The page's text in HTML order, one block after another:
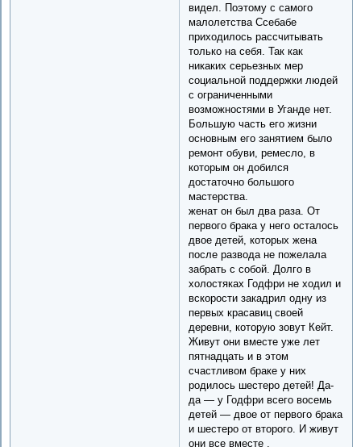
видел. Поэтому с самого
малолетства Ссебабе
приходилось рассчитывать
только на себя. Так как
никаких серьезных мер
социальной поддержки людей
с ограниченными
возможностями в Уганде нет.
Большую часть его жизни
основным его занятием было
ремонт обуви, ремесло, в
которым он добился
достаточно большого
мастерства.
женат он был два раза. От
первого брака у него осталось
двое детей, которых жена
после развода не пожелала
забрать с собой. Долго в
холостяках Годфри не ходил и
вскорости закадрил одну из
первых красавиц своей
деревни, которую зовут Кейт.
Живут они вместе уже лет
пятнадцать и в этом
счастливом браке у них
родилось шестеро детей! Да-
да — у Годфри всего восемь
детей — двое от первого брака
и шестеро от второго. И живут
они все вместе .